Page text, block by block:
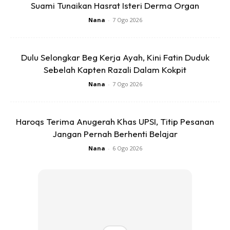
• merencatkan aktiviti enzim ini dengan mengubah suhu
• menghalang pendedahan buah dan sayur yang dipotong
kepada udara (penyumbang gas oksigen).
Suami Tunaikan Hasrat Isteri Derma Organ
Nana - 7 Ogo 2026
Dulu Selongkar Beg Kerja Ayah, Kini Fatin Duduk
Sebelah Kapten Razali Dalam Kokpit
Nana - 7 Ogo 2026
Haroqs Terima Anugerah Khas UPSI, Titip Pesanan
Jangan Pernah Berhenti Belajar
Nana - 6 Ogo 2026